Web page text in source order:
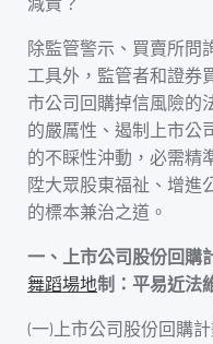
除監管警示、買賣所問
工具外，監管者和證券
市公司回購掉信風險的
的嚴厲性、遏制上市公
的不睬性沖動，必需精
陞大眾股東福祉、增進
的標本兼治之道。
一、上市公司股份回購
舞蹈場地制：平易近法
(一)上市公司股份回購